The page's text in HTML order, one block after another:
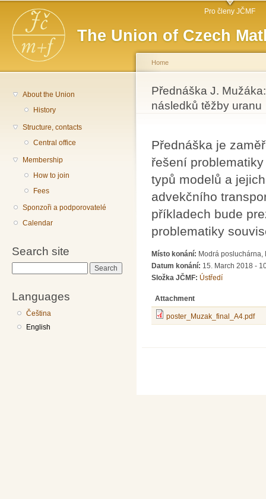
The Union of Czech
Main menu Pro členy JČMF
About the Union
History
Structure, contacts
Central office
Membership
How to join
Fees
Sponzoři a podporovatelé
Calendar
Search site
Languages
Čeština
English
You are here
Home
Přednáška J.
následků těžby uranu
Přednáška je
řešení
typů modelů a
advekčního
příkladech bude
problematiky
Místo konání: Modrá posluchárna,
Datum konání: 15. March 2018 -
Složka JČMF: Ústředí
Attachment
poster_Muzak_final_A4.pdf